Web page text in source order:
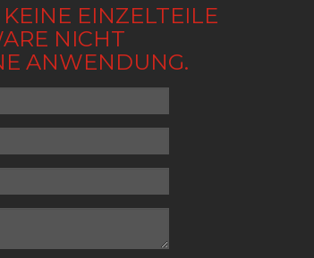
EINZELTEILE
NICHT
ANWENDUNG.